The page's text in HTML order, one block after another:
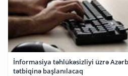
İnformasiya təhlükəsizliyi üzrə
tətbiqinə başlanılacaq